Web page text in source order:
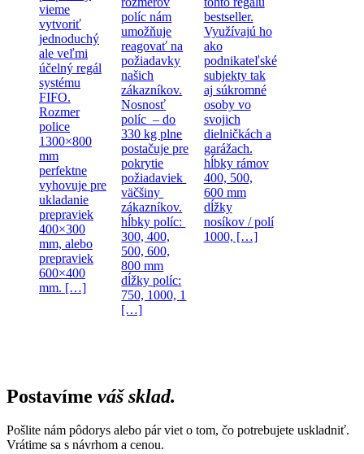
vieme
vytvoriť
jednoduchý
ale veľmi
účelný regál
systému
FIFO.
Rozmer
police
1300×800
mm
perfektne
vyhovuje pre
ukladanie
prepraviek
400×300
mm, alebo
prepraviek
600×400
mm. […]
políc nám
umožňuje
reagovať na
požiadavky
našich
zákazníkov.
Nosnosť
políc – do
330 kg plne
postačuje pre
pokrytie
požiadaviek
väčšiny
zákazníkov.
hĺbky políc:
300, 400,
500, 600,
800 mm
dĺžky políc:
750, 1000, 1
[…]
bestseller.
Využívajú ho
ako
podnikateľské
subjekty tak
aj súkromné
osoby vo
svojich
dielničkách a
garážach.
hĺbky rámov
400, 500,
600 mm
dĺžky
nosíkov / polí
1000, […]
Postavíme váš sklad.
Pošlite nám pôdorys alebo pár viet o tom, čo potrebujete uskladniť.
Vrátime sa s návrhom a cenou.